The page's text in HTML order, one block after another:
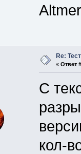
Re:
« Ответ
С
кол-